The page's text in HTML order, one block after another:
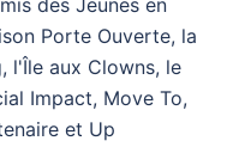
des Jeunes en
Porte Ouverte, la
l'Île aux Clowns, le
Impact, Move To,
et Up